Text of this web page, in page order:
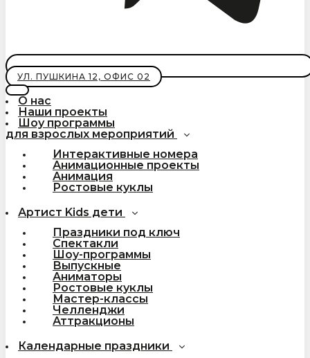
УЛ. ПУШКИНА 12, ОФИС 02
О нас
Наши проекты
Шоу программы
для взрослых мероприятий
Интерактивные номера
Анимационные проекты
Анимация
Ростовые куклы
Артист Kids дети
Праздники под ключ
Спектакли
Шоу-программы
Выпускные
Аниматоры
Ростовые куклы
Мастер-классы
Челленджи
Аттракционы
Календарные праздники